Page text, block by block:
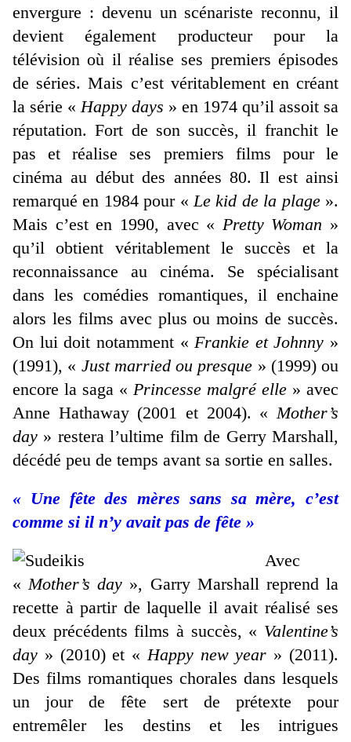
envergure : devenu un scénariste reconnu, il
devient également producteur pour la
télévision où il réalise ses premiers épisodes
de séries. Mais c’est véritablement en créant
la série «Happy days » en 1974 qu’il assoit sa
réputation. Fort de son succès, il franchit le
pas et réalise ses premiers films pour le
cinéma au début des années 80. Il est ainsi
remarqué en 1984 pour «Le kid de la plage».
Mais c’est en 1990, avec « Pretty Woman »
qu’il obtient véritablement le succès et la
reconnaissance au cinéma. Se spécialisant
dans les comédies romantiques, il enchaine
alors les films avec plus ou moins de succès.
On lui doit notamment «Frankie et Johnny »
(1991), « Just married ou presque » (1999) ou
encore la saga « Princesse malgré elle » avec
Anne Hathaway (2001 et 2004). «Mother’s
day » restera l’ultime film de Gerry Marshall,
décédé peu de temps avant sa sortie en salles.
« Une fête des mères sans sa mère, c’est
comme si il n’y avait pas de fête »
Avec
«Mother’s day », Garry Marshall reprend la
recette à partir de laquelle il avait réalisé ses
deux précédents films à succès, « Valentine’s
day » (2010) et «Happy new year » (2011).
Des films romantiques chorales dans lesquels
un jour de fête sert de prétexte pour
entremêler les destins et les intrigues